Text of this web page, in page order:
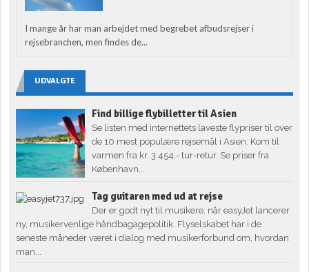
I mange år har man arbejdet med begrebet afbudsrejser i
rejsebranchen, men findes de...
UDVALGTE
Find billige flybilletter til Asien
Se listen med internettets laveste flypriser til over
de 10 mest populære rejsemål i Asien. Kom til
varmen fra kr. 3.454,- tur-retur. Se priser fra
København,...
Tag guitaren med ud at rejse
Der er godt nyt til musikere, når easyJet lancerer
ny, musikervenlige håndbagagepolitik. Flyselskabet har i de
seneste måneder været i dialog med musikerforbund om, hvordan
man...